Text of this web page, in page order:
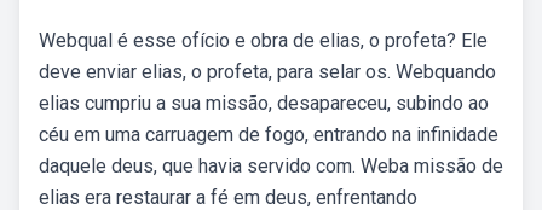
Webqual é esse ofício e obra de elias, o profeta? Ele
deve enviar elias, o profeta, para selar os. Webquando
elias cumpriu a sua missão, desapareceu, subindo ao
céu em uma carruagem de fogo, entrando na infinidade
daquele deus, que havia servido com. Weba missão de
elias era restaurar a fé em deus, enfrentando